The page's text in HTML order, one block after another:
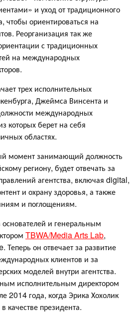
и уход от традиционного
чтобы ориентироваться на
Реорганизация так же
с традиционных
на международных
трех исполнительных
Джеймса Винсента и
международных
которых берет на себя
областях.
момент занимающий должность
региону, будет отвечать за
агентства, включая digital,
и охрану здоровья, а также
и поглощениям.
и генеральным
TBWA/Media Arts Lab,
он отвечает за развитие
клиентов и за
моделей внутри агентства.
исполнительным директором
2014 года, когда Эрика Хохолик
качестве президента.